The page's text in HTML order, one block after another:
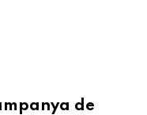
de